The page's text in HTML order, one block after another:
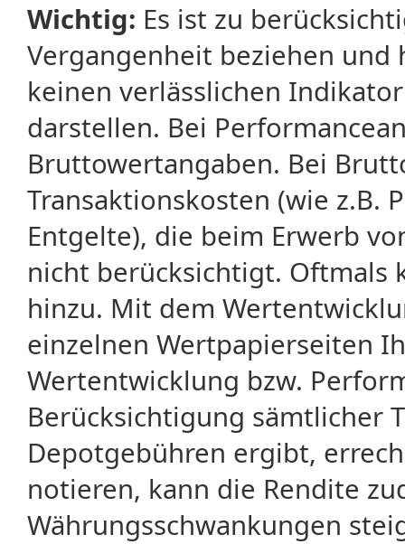
Wichtig: Es ist zu
Vergangenheit beziehen
keinen verlässlichen
darstellen. Bei
Bruttowertangaben. Bei
Transaktionskosten (wie z.B.
Entgelte), die beim Erwerb
nicht berücksichtigt. Oftmals
hinzu. Mit dem
einzelnen Wertpapierseiten
Wertentwicklung bzw.
Berücksichtigung sämtlicher
Depotgebühren ergibt,
notieren, kann die Rendite
Währungsschwankungen